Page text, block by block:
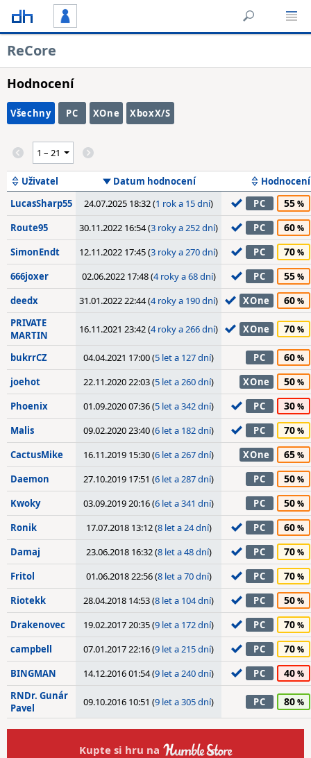
ReCore
Hodnocení
Všechny PC XOne XboxX/S
Uživatel Datum hodnocení
Hodnocení
LucasSharp55
24.07.2025 18:32 (1 rok a 15 dní) PC 55
Route95 30.11.2022 16:54 (3 roky a 252 dní) PC 60
SimonEndt 12.11.2022 17:45 (3 roky a 270 dní) PC 70
666joxer 02.06.2022 17:48 (4 roky a 68 dní) PC 55
deedx 31.01.2022 22:44 (4 roky a 190 dní) XOne 60
PRIVATE
MARTIN
16.11.2021 23:42 (4 roky a 266 dní) XOne 70
bukrrCZ 04.04.2021 17:00 (5 let a 127 dní) PC 60
joehot 22.11.2020 22:03 (5 let a 260 dní) XOne 50
Phoenix 01.09.2020 07:36 (5 let a 342 dní) PC 30
Malis 09.02.2020 23:40 (6 let a 182 dní) PC 70
CactusMike 16.11.2019 15:30 (6 let a 267 dní) XOne 65
Daemon 27.10.2019 17:51 (6 let a 287 dní) PC 50
Kwoky 03.09.2019 20:16 (6 let a 341 dní) PC 50
Ronik 17.07.2018 13:12 (8 let a 24 dní) PC 60
Damaj 23.06.2018 16:32 (8 let a 48 dní) PC 70
Fritol 01.06.2018 22:56 (8 let a 70 dní) PC 70
Riotekk 28.04.2018 14:53 (8 let a 104 dní) PC 50
Drakenovec 19.02.2017 20:35 (9 let a 172 dní) PC 70
campbell 07.01.2017 22:16 (9 let a 215 dní) PC 70
BINGMAN 14.12.2016 01:54 (9 let a 240 dní) PC 40
RNDr. Gunár
Pavel
09.10.2016 10:51 (9 let a 305 dní) PC 80
Kupte si hru na